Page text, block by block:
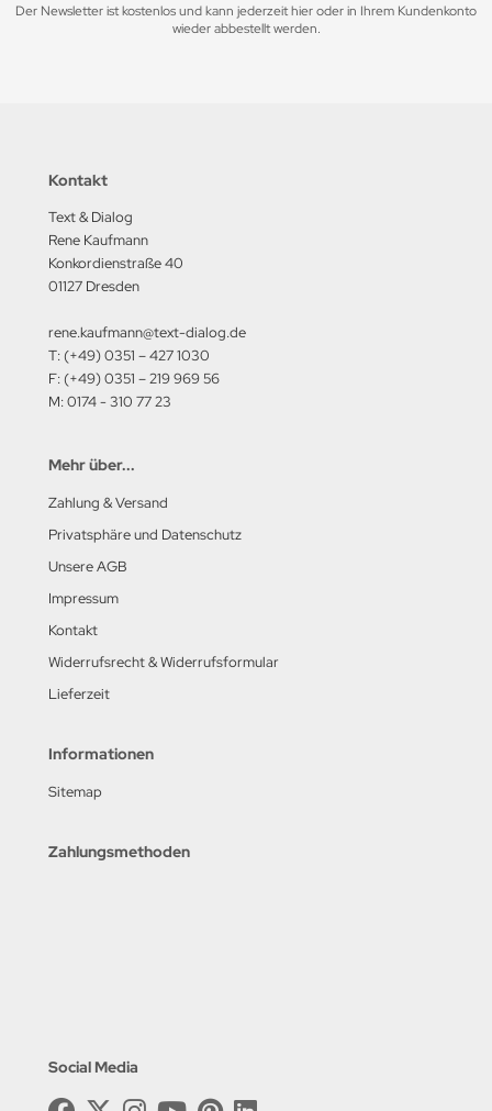
Der Newsletter ist kostenlos und kann jederzeit hier oder in Ihrem Kundenkonto
wieder abbestellt werden.
Kontakt
Text & Dialog
Rene Kaufmann
Konkordienstraße 40
01127 Dresden
rene.kaufmann@text-dialog.de
T: (+49) 0351 – 427 1030
F: (+49) 0351 – 219 969 56
M: 0174 - 310 77 23
Mehr über...
Zahlung & Versand
Privatsphäre und Datenschutz
Unsere AGB
Impressum
Kontakt
Widerrufsrecht & Widerrufsformular
Lieferzeit
Informationen
Sitemap
Zahlungsmethoden
Social Media